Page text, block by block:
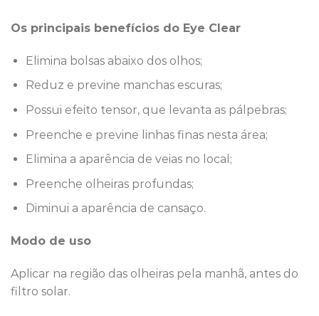
Os principais benefícios do Eye Clear
Elimina bolsas abaixo dos olhos;
Reduz e previne manchas escuras;
Possui efeito tensor, que levanta as pálpebras;
Preenche e previne linhas finas nesta área;
Elimina a aparência de veias no local;
Preenche olheiras profundas;
Diminui a aparência de cansaço.
Modo de uso
Aplicar na região das olheiras pela manhã, antes do
filtro solar.